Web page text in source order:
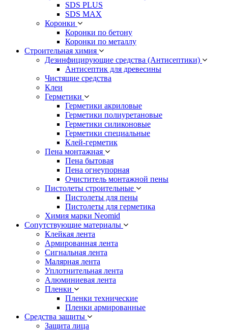
SDS PLUS
SDS MAX
Коронки
Коронки по бетону
Коронки по металлу
Строительная химия
Дезинфицирующие средства (Антисептики)
Антисептик для древесины
Чистящие средства
Клеи
Герметики
Герметики акриловые
Герметики полиуретановые
Герметики силиконовые
Герметики специальные
Клей-герметик
Пена монтажная
Пена бытовая
Пена огнеупорная
Очиститель монтажной пены
Пистолеты строительные
Пистолеты для пены
Пистолеты для герметика
Химия марки Neomid
Сопутствующие материалы
Клейкая лента
Армированная лента
Сигнальная лента
Малярная лента
Уплотнительная лента
Алюминиевая лента
Пленки
Пленки технические
Пленки армированные
Средства защиты
Защита лица